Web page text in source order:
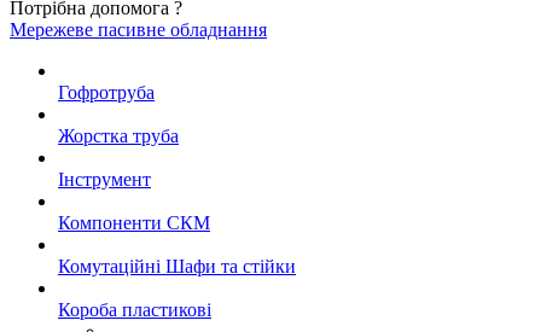
Потрібна допомога ?
Мережеве пасивне обладнання
Гофротруба
Жорстка труба
Інструмент
Компоненти СКМ
Комутаційні Шафи та стійки
Короба пластикові